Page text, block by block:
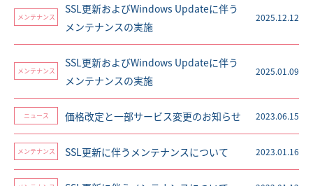
メンテナンス
SSL更新およびWindows Updateに伴う
メンテナンスの実施
2025.12.12
メンテナンス
SSL更新およびWindows Updateに伴う
メンテナンスの実施
2025.01.09
ニュース 価格改定と一部サービス変更のお知らせ 2023.06.15
メンテナンス SSL更新に伴うメンテナンスについて 2023.01.16